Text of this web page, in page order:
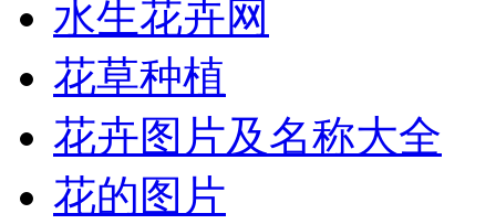
水生花卉网
花草种植
花卉图片及名称大全
花的图片